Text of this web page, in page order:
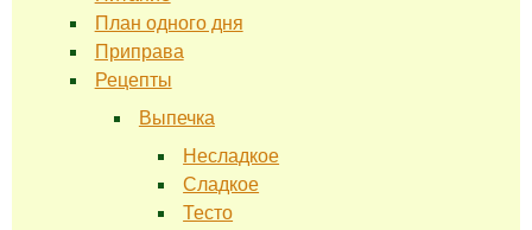
План одного дня
Приправа
Рецепты
Выпечка
Несладкое
Сладкое
Тесто